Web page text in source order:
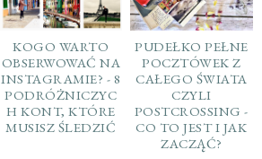
KOGO WARTO
OBSERWOWAĆ NA
INSTAGRAMIE? - 8
PODRÓŻNICZYC
H KONT, KTÓRE
MUSISZ ŚLEDZIĆ
PUDEŁKO PEŁNE
POCZTÓWEK Z
CAŁEGO ŚWIATA
CZYLI
POSTCROSSING -
CO TO JEST I JAK
ZACZĄĆ?